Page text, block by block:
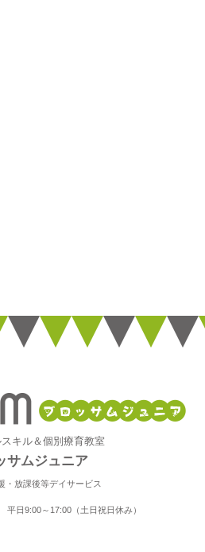
キル＆個別療育教室
サムジュニア
・放課後等デイサービス
平日9:00～17:00（土日祝日休み）